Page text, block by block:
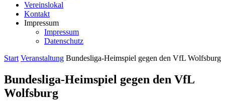
Vereinslokal
Kontakt
Impressum
Impressum
Datenschutz
Start Veranstaltung Bundesliga-Heimspiel gegen den VfL Wolfsburg
Bundesliga-Heimspiel gegen den VfL
Wolfsburg